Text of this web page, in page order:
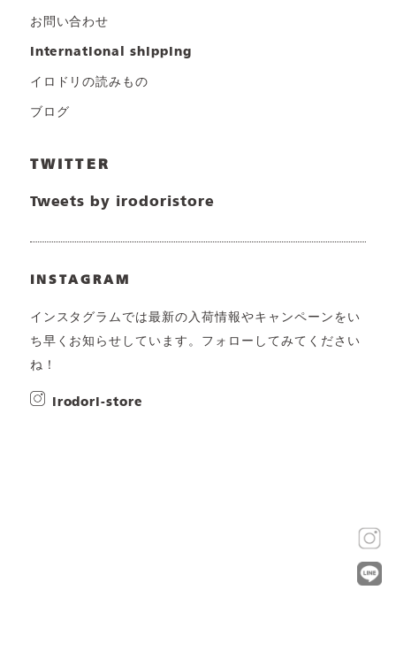
お問い合わせ
international shipping
イロドリの読みもの
ブログ
TWITTER
Tweets by irodoristore
INSTAGRAM
インスタグラムでは最新の入荷情報やキャンペーンをい
ち早くお知らせしています。フォローしてみてください
ね！
irodori-store